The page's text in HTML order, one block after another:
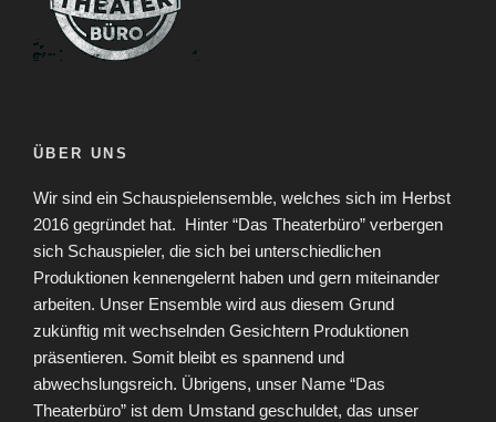
ÜBER UNS
Wir sind ein Schauspielensemble, welches sich im Herbst
2016 gegründet hat.
Hinter “Das Theaterbüro” verbergen
sich Schauspieler, die sich bei unterschiedlichen
Produktionen kennengelernt haben und gern miteinander
arbeiten. Unser Ensemble wird aus diesem Grund
zukünftig mit wechselnden Gesichtern Produktionen
präsentieren. Somit bleibt es spannend und
abwechslungsreich. Übrigens, unser Name “Das
Theaterbüro” ist dem Umstand geschuldet, das unser